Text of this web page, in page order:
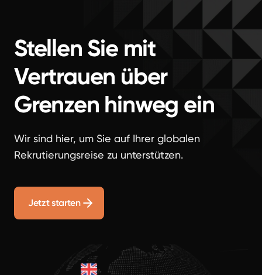
Stellen Sie mit
Vertrauen über
Grenzen hinweg ein
Wir sind hier, um Sie auf Ihrer globalen
Rekrutierungsreise zu unterstützen.
Jetzt starten